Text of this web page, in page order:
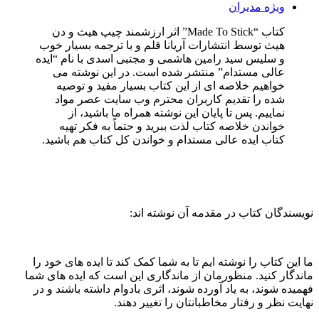
ویژه مدیران
کتاب “Made To Stick” اثر ارزشمند
چیپ هیث و دن
هیث توسط انتشارات آریانا قلم و با ترجمه بسیار خوب
و سلیس سید رامین هاشمی و مجتبی اسدی با نام “ایده
عالی مستدام” منتشر شده است. در این نوشته می
خواهیم خلاصه ای از این کتاب بسیار مفید و توصیه
شده را تقدیم کاربران محترم وب سایت عصر مواد
نماییم. پس تا پایان این نوشته همراه ما باشید، از
خواندن خلاصه کتاب لذت ببرید و حتماً به فکر تهیه
کتاب ایده عالی مستدام و خواندن کل کتاب هم باشید.
نویسندگان کتاب در مقدمه آن نوشته اند:
ما این کتاب را نوشته ایم تا به شما کمک کند تا ایده های خود را
ماندگار کنید. منظورمان از ماندگاری این است که ایده های شما
فهمیده شوند، به یاد آورده شوند، اثری بادوام داشته باشند و در
نهایت نظر و رفتار مخاطبانتان را تغییر دهند.